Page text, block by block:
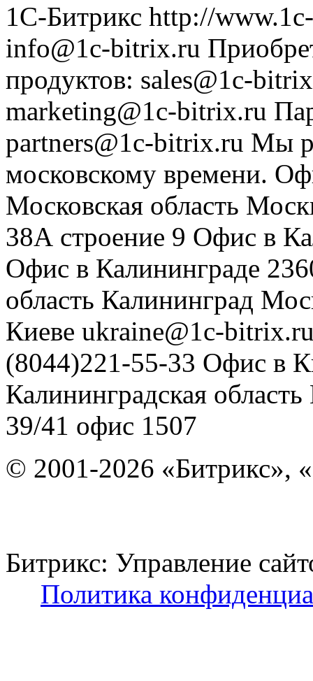
1С-Битрикс http://
info@1c-bitrix.ru
продуктов: sales@1c-
marketing@1c-bitrix.ru
partners@1c-bitrix.ru Мы
московскому времени.
Московская область
38А строение 9 Офис в
Офис в Калининграде
область Калининград
Киеве ukraine@1c-
(8044)221-55-33 Офис в
Калининградская область
39/41 офис 1507
© 2001-2026 «Битрикс»,
Битрикс: Управление
Политика